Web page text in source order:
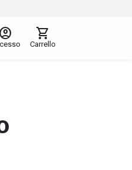
account_circle shopping_cart
Carrello